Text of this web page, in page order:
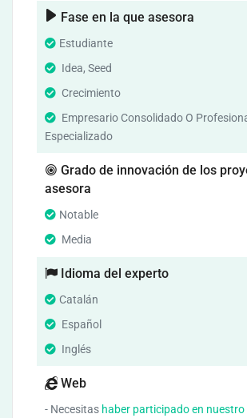
Fase en la que asesora
Estudiante
Idea, Seed
Crecimiento
Empresario Consolidado O
Especializado
Grado de innovación de los
asesora
Notable
Media
Idioma del experto
Catalán
Español
Inglés
Web
- Necesitas haber participado en